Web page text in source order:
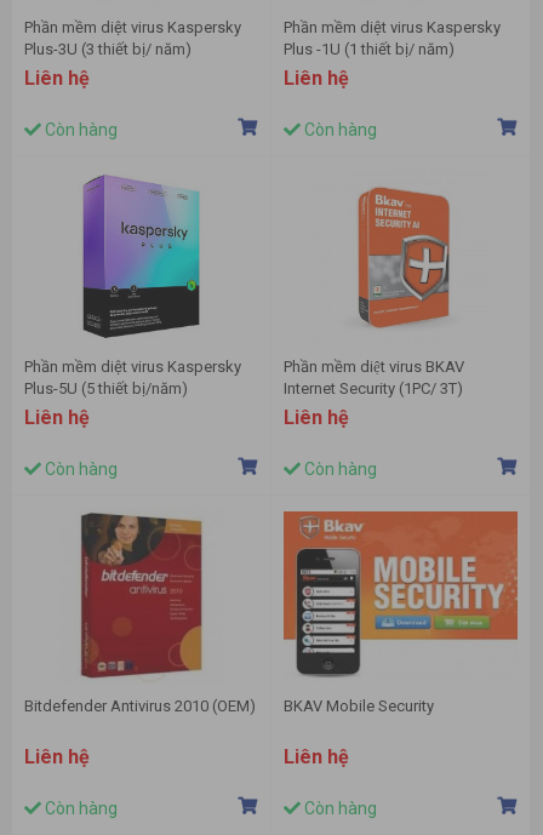
Phần mềm diệt virus Kaspersky
Plus-3U (3 thiết bị/ năm)
Liên hệ
Còn hàng
Phần mềm diệt virus Kaspersky
Plus -1U (1 thiết bị/ năm)
Liên hệ
Còn hàng
Phần mềm diệt virus Kaspersky
Plus-5U (5 thiết bị/năm)
Liên hệ
Còn hàng
Phần mềm diệt virus BKAV
Internet Security (1PC/ 3T)
Liên hệ
Còn hàng
Bitdefender Antivirus 2010 (OEM)
Liên hệ
Còn hàng
BKAV Mobile Security
Liên hệ
Còn hàng